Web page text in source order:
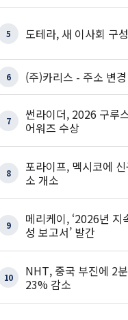
5 도테라, 새 이사회 구
6 (주)카리스 - 주소 변경
7
썬라이더, 2026 구루
어워즈 수상
8
포라이프, 멕시코에
소 개소
9
메리케이, ‘2026년 지
성 보고서’ 발간
10
NHT, 중국 부진에 2
23% 감소